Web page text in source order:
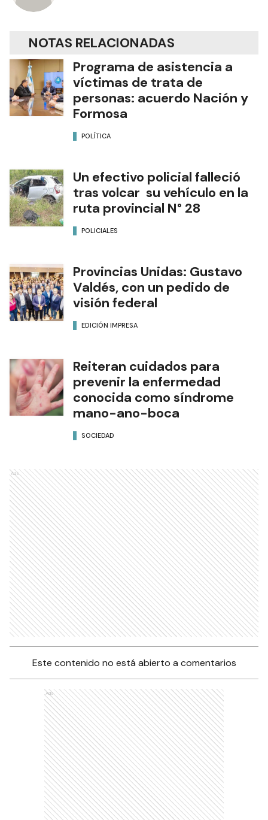
NOTAS RELACIONADAS
Programa de asistencia a
víctimas de trata de
personas: acuerdo Nación y
Formosa
POLÍTICA
Un efectivo policial falleció
tras volcar su vehículo en la
ruta provincial N° 28
POLICIALES
Provincias Unidas: Gustavo
Valdés, con un pedido de
visión federal
EDICIÓN IMPRESA
Reiteran cuidados para
prevenir la enfermedad
conocida como síndrome
mano-ano-boca
SOCIEDAD
Ads
Este contenido no está abierto a comentarios
Ads